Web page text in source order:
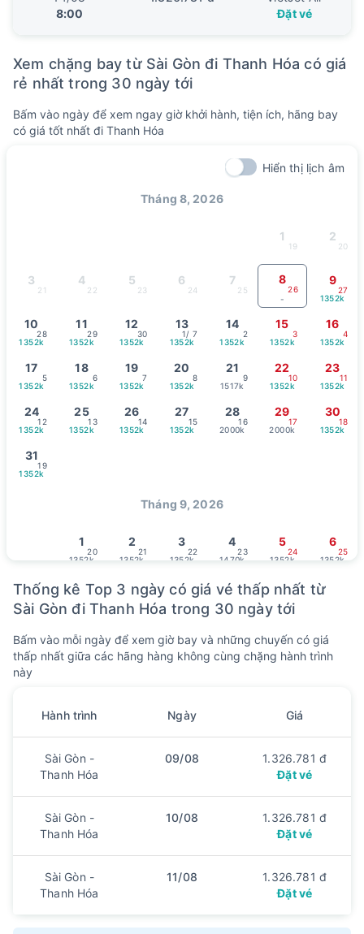
8:00
Đặt vé
Xem chặng bay từ Sài Gòn đi Thanh Hóa có giá
rẻ nhất trong 30 ngày tới
Bấm vào ngày để xem ngay giờ khởi hành, tiện ích, hãng bay
có giá tốt nhất đi Thanh Hóa
Hiển thị lịch âm
Tháng 8, 2026
1
19
2
20
3
21
4
22
5
23
6
24
7
25
8
-
26
9
1352k
27
10
1352k
28
11
1352k
29
12
1352k
30
13
1352k
1/ 7
14
1352k
2
15
1352k
3
16
1352k
4
17
1352k
5
18
1352k
6
19
1352k
7
20
1352k
8
21
1517k
9
22
1352k
10
23
1352k
11
24
1352k
12
25
1352k
13
26
1352k
14
27
1352k
15
28
2000k
16
29
2000k
17
30
1352k
18
31
1352k
19
Tháng 9, 2026
1
1352k
20
2
1352k
21
3
1352k
22
4
1470k
23
5
1352k
24
6
1352k
25
7
1352k
26
8
1352k
27
9
1352k
28
10
1352k
29
11
1352k
1 / 8
12
1352k
2
4
1352k
5
1352k
6
1352k
7
1352k
8
1352k
9
21
1136k
29
1352k 1136k
Tháng 10, 2026
1136k
21
1353k
23
1136k
25 26 27 28 29 1/ 9 2
3
13
4
17
8
Thống kê Top 3 ngày có giá vé thấp nhất từ
Sài Gòn đi Thanh Hóa trong 30 ngày tới
Bấm vào mỗi ngày để xem giờ bay và những chuyến có giá
thấp nhất giữa các hãng hàng không cùng chặng hành trình
này
Hành trình Ngày Giá
Sài Gòn -
Thanh Hóa
09/08
1.326.781 đ
Đặt vé
Sài Gòn -
Thanh Hóa
10/08
1.326.781 đ
Đặt vé
Sài Gòn -
Thanh Hóa
11/08
1.326.781 đ
Đặt vé